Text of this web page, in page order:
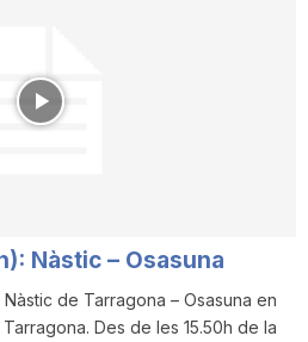
Nàstic – Osasuna
de Tarragona – Osasuna en
Des de les 15.50h de la